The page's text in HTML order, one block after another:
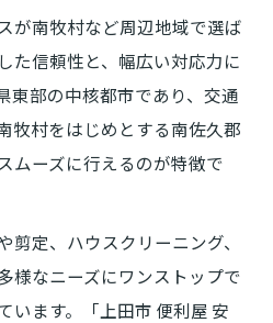
延を防ぐための地名チェ
ができる支援と工夫
帯で行う生活サポートとは
が南牧村など周辺地域で選ば
た信頼性と、幅広い対応力に
東部の中核都市であり、交通
牧村をはじめとする南佐久郡
ムーズに行えるのが特徴で
剪定、ハウスクリーニング、
様なニーズにワンストップで
います。「上田市 便利屋 安